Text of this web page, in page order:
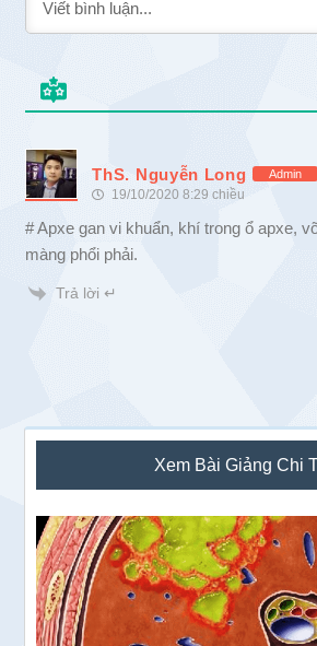
ThS. Nguyễn Long Admin
19/10/2020 8:29 chiều
# Apxe gan vi khuẩn, khí trong ổ apxe,
màng phổi phải.
Trả lời ↵
Sidebar
chính
Xem Bài Giảng Chi